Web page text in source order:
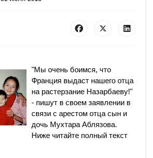
"Мы очень боимся, что
Франция выдаст нашего отца
на растерзание Назарбаеву!"
- пишут в своем заявлении в
связи с арестом отца сын и
дочь Мухтара Аблязова.
Ниже читайте полный текст